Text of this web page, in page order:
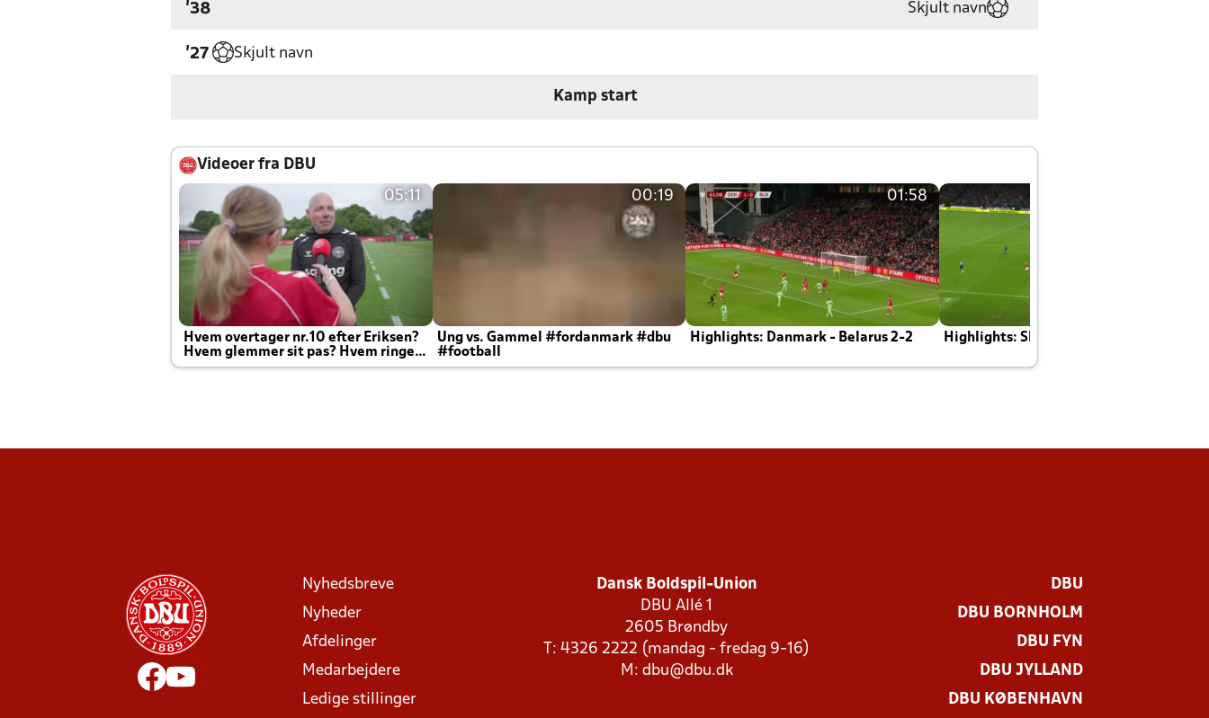
'38 Skjult navn
'27 Skjult navn
Kamp start
Videoer fra DBU
05:11
Hvem overtager nr.10 efter Eriksen?
Hvem glemmer sit pas? Hvem ringer
Joachim altid til efter kampe?
00:19
Ung vs. Gammel #fordanmark #dbu
#football
01:58
Highlights: Danmark - Belarus 2-2 Highlights: Skotland - Danmark 4-2
Nyhedsbreve
Nyheder
Afdelinger
Medarbejdere
Ledige stillinger
Dansk Boldspil-Union
DBU Allé 1
2605 Brøndby
T: 4326 2222 (mandag - fredag 9-16)
M: dbu@dbu.dk
DBU
DBU BORNHOLM
DBU FYN
DBU JYLLAND
DBU KØBENHAVN